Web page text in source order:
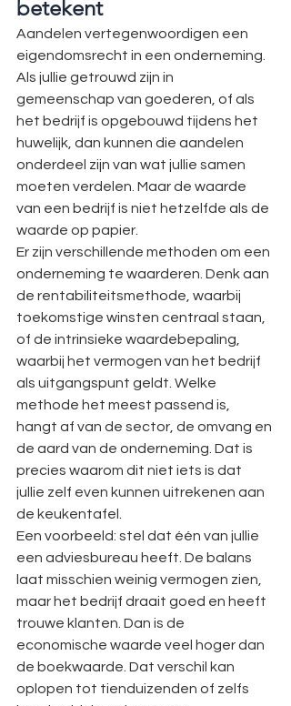
betekent
Aandelen vertegenwoordigen een
eigendomsrecht in een onderneming.
Als jullie getrouwd zijn in
gemeenschap van goederen, of als
het bedrijf is opgebouwd tijdens het
huwelijk, dan kunnen die aandelen
onderdeel zijn van wat jullie samen
moeten verdelen. Maar de waarde
van een bedrijf is niet hetzelfde als de
waarde op papier.
Er zijn verschillende methoden om een
onderneming te waarderen. Denk aan
de rentabiliteitsmethode, waarbij
toekomstige winsten centraal staan,
of de intrinsieke waardebepaling,
waarbij het vermogen van het bedrijf
als uitgangspunt geldt. Welke
methode het meest passend is,
hangt af van de sector, de omvang en
de aard van de onderneming. Dat is
precies waarom dit niet iets is dat
jullie zelf even kunnen uitrekenen aan
de keukentafel.
Een voorbeeld: stel dat één van jullie
een adviesbureau heeft. De balans
laat misschien weinig vermogen zien,
maar het bedrijf draait goed en heeft
trouwe klanten. Dan is de
economische waarde veel hoger dan
de boekwaarde. Dat verschil kan
oplopen tot tienduizenden of zelfs